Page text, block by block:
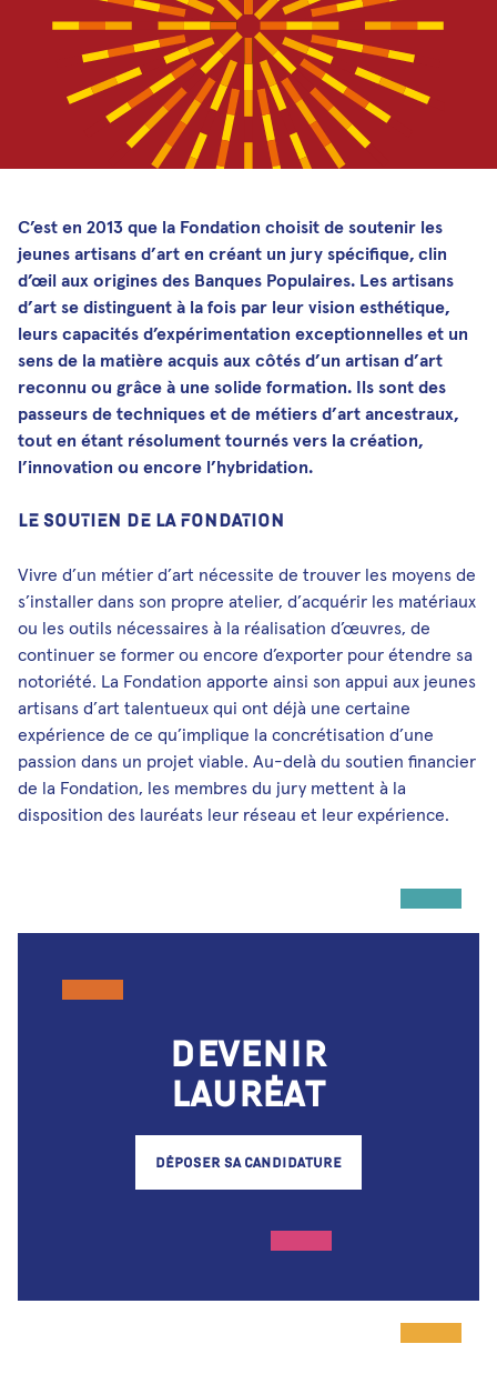
Médias et publications
Newsletters
Les Musicales de Bagatelle
C’est en 2013 que la Fondation choisit de soutenir les
jeunes artisans d’art en créant un jury spécifique, clin
d’œil aux origines des Banques Populaires. Les artisans
d’art se distinguent à la fois par leur vision esthétique,
leurs capacités d’expérimentation exceptionnelles et un
sens de la matière acquis aux côtés d’un artisan d’art
reconnu ou grâce à une solide formation. Ils sont des
passeurs de techniques et de métiers d’art ancestraux,
tout en étant résolument tournés vers la création,
l’innovation ou encore l’hybridation.
LE SOUTIEN DE LA FONDATION
Vivre d’un métier d’art nécessite de trouver les moyens de
s’installer dans son propre atelier, d’acquérir les matériaux
ou les outils nécessaires à la réalisation d’œuvres, de
continuer se former ou encore d’exporter pour étendre sa
notoriété. La Fondation apporte ainsi son appui aux jeunes
artisans d’art talentueux qui ont déjà une certaine
expérience de ce qu’implique la concrétisation d’une
passion dans un projet viable. Au-delà du soutien financier
de la Fondation, les membres du jury mettent à la
disposition des lauréats leur réseau et leur expérience.
Devenir
Lauréat
Déposer sa candidature